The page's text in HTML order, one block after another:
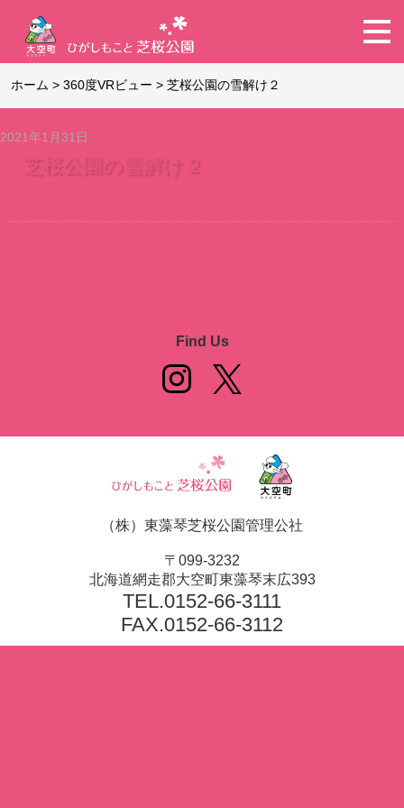
ホーム >360度VRビュー >芝桜公園の雪解け２
2021年1月31日
芝桜公園の雪解け２
Find Us
（株）東藻琴芝桜公園管理公社
〒099-3232
北海道網走郡大空町東藻琴末広393
TEL.0152-66-3111
FAX.0152-66-3112